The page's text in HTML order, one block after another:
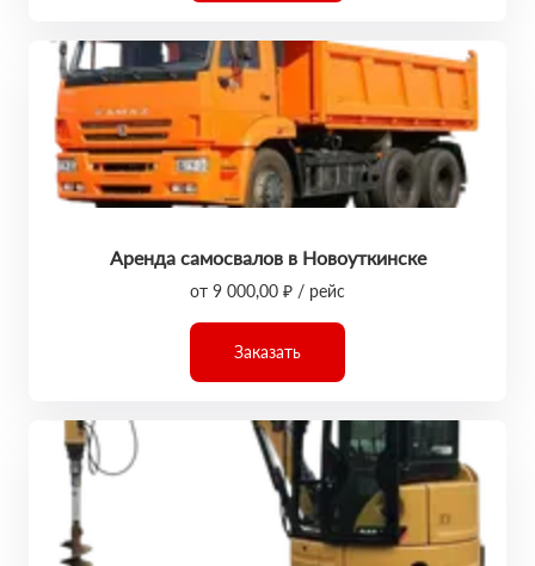
Аренда самосвалов в Новоуткинске
от 9 000,00 ₽ / рейс
Заказать